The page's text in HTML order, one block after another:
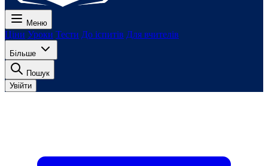
Меню
Ціни Уроки Тести До іспитів Для вчителів
Більше
Пошук
Увійти